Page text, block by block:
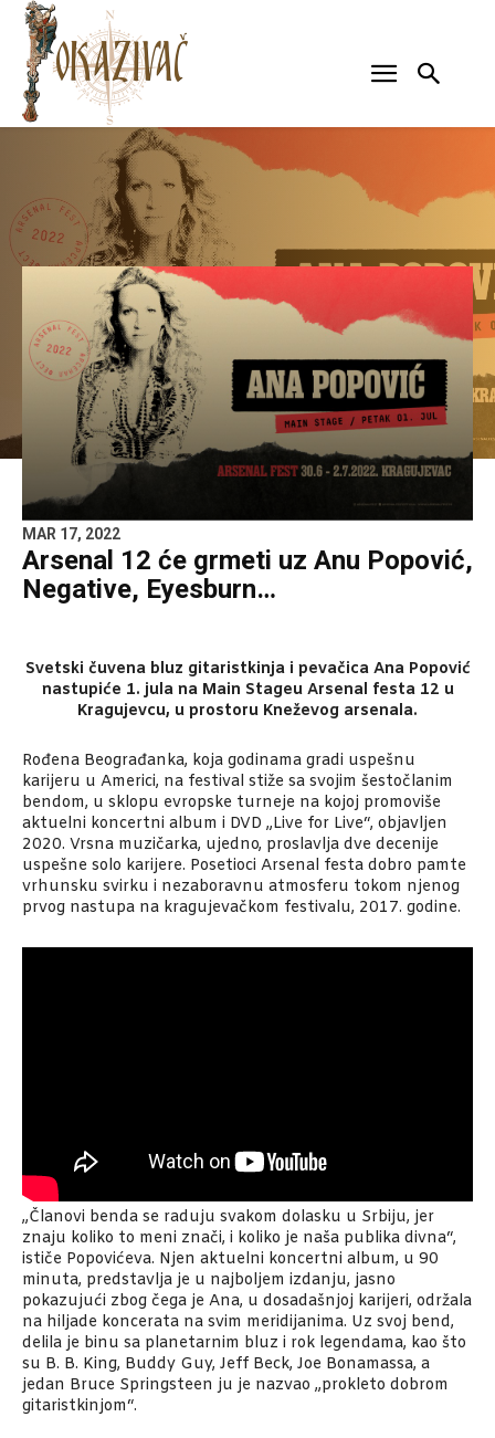
MAR 17, 2022
Arsenal 12 će grmeti uz Anu Popović,
Negative, Eyesburn…
Svetski čuvena bluz gitaristkinja i pevačica Ana Popović
nastupiće 1. jula na Main Stageu Arsenal festa 12 u
Kragujevcu, u prostoru Kneževog arsenala.
Rođena Beograđanka, koja godinama gradi uspešnu
karijeru u Americi, na festival stiže sa svojim šestočlanim
bendom, u sklopu evropske turneje na kojoj promoviše
aktuelni koncertni album i DVD „Live for Live“, objavljen
2020. Vrsna muzičarka, ujedno, proslavlja dve decenije
uspešne solo karijere. Posetioci Arsenal festa dobro pamte
vrhunsku svirku i nezaboravnu atmosferu tokom njenog
prvog nastupa na kragujevačkom festivalu, 2017. godine.
„Članovi benda se raduju svakom dolasku u Srbiju, jer
znaju koliko to meni znači, i koliko je naša publika divna“,
ističe Popovićeva. Njen aktuelni koncertni album, u 90
minuta, predstavlja je u najboljem izdanju, jasno
pokazujući zbog čega je Ana, u dosadašnjoj karijeri, održala
na hiljade koncerata na svim meridijanima. Uz svoj bend,
delila je binu sa planetarnim bluz i rok legendama, kao što
su B. B. King, Buddy Guy, Jeff Beck, Joe Bonamassa, a
jedan Bruce Springsteen ju je nazvao „prokleto dobrom
gitaristkinjom“.